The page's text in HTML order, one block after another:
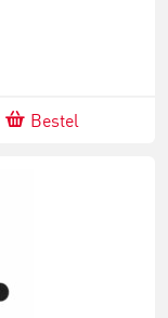
Bestel